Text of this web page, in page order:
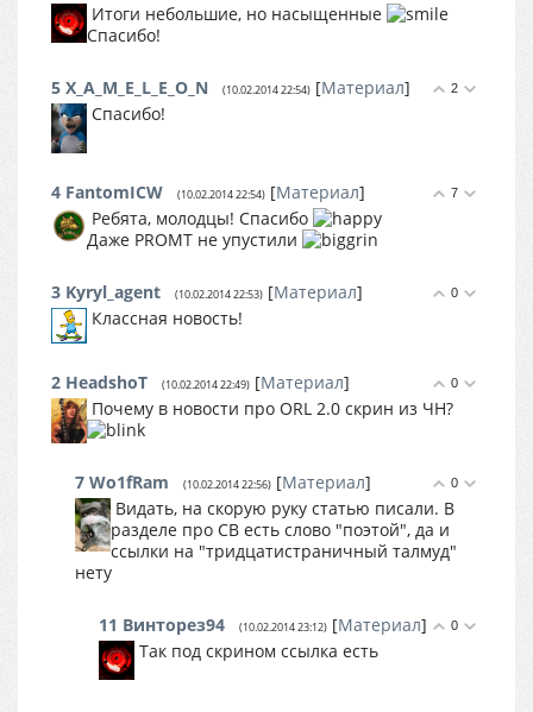
Итоги небольшие, но насыщенные
Спасибо!
2
5 X_A_M_E_L_E_O_N (10.02.2014 22:54) [Материал]
Спасибо!
7
4 FantomICW (10.02.2014 22:54) [Материал]
Ребята, молодцы! Спасибо
Даже PROMT не упустили
0
3 Kyryl_agent (10.02.2014 22:53) [Материал]
Классная новость!
0
2 HeadshoT (10.02.2014 22:49) [Материал]
Почему в новости про ORL 2.0 скрин из ЧН?
0
7 Wo1fRam (10.02.2014 22:56) [Материал]
Видать, на скорую руку статью писали. В
разделе про СВ есть слово "поэтой", да и
ссылки на "тридцатистраничный талмуд"
нету
0
11 Винторез94 (10.02.2014 23:12) [Материал]
Так под скрином ссылка есть